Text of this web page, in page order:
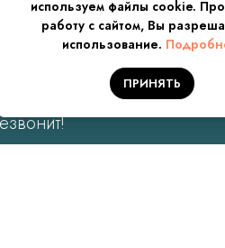
используем файлы cookie.
работу с сайтом, Вы
использование.
ПРИНЯТЬ